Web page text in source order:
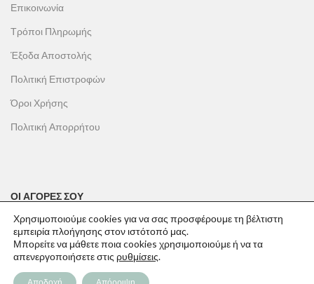
Επικοινωνία
Τρόποι Πληρωμής
Έξοδα Αποστολής
Πολιτική Επιστροφών
Όροι Χρήσης
Πολιτική Απορρήτου
ΟΙ ΑΓΟΡΕΣ ΣΟΥ
Ο λογαριασμός μου
Το καλάθι σου
Χρησιμοποιούμε cookies για να σας προσφέρουμε τη βέλτιστη
εμπειρία πλοήγησης στον ιστότοπό μας.
Μπορείτε να μάθετε ποια cookies χρησιμοποιούμε ή να τα
απενεργοποιήσετε στις ρυθμίσεις.